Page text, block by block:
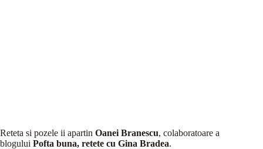
Reteta si pozele ii apartin Oanei Branescu, colaboratoare a
blogului Pofta buna, retete cu Gina Bradea.